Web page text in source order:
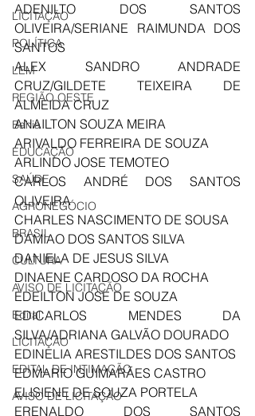
LICITAÇÃO
POLÍTICA
LEM
REGIÃO OESTE
Bahia
EDUCAÇÃO
SAÚDE
AGRONEGÓCIO
BRASIL
CULTURA
AVISO DE LICITAÇÃO
Edital
LICITAÇÃO
EDITAL DE INTIMAÇÃO
AVISO DE LICITAÇÃO
ADENILTO DOS SANTOS
OLIVEIRA/SERIANE RAIMUNDA DOS
SANTOS
ALEX SANDRO ANDRADE
CRUZ/GILDETE TEIXEIRA DE
ALMEIDA CRUZ
ANAILTON SOUZA MEIRA
ARIVALDO FERREIRA DE SOUZA
ARLINDO JOSE TEMOTEO
CARLOS ANDRÉ DOS SANTOS
OLIVEIRA
CHARLES NASCIMENTO DE SOUSA
DAMIAO DOS SANTOS SILVA
DANIELA DE JESUS SILVA
DINAENE CARDOSO DA ROCHA
EDEILTON JOSE DE SOUZA
EDICARLOS MENDES DA
SILVA/ADRIANA GALVÃO DOURADO
EDINELIA ARESTILDES DOS SANTOS
EDMARIO GUIMARÃES CASTRO
ELISIENE DE SOUZA PORTELA
ERENALDO DOS SANTOS